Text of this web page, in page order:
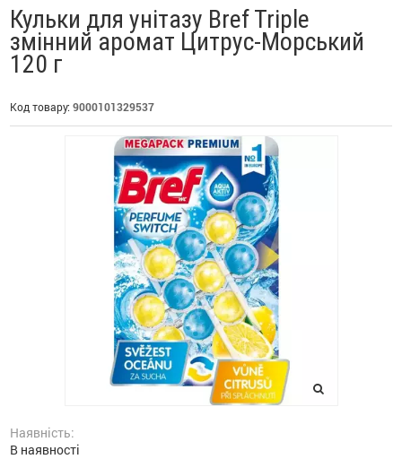
Кульки для унітазу Bref Triple
змінний аромат Цитрус-Морський
120 г
Код товару: 9000101329537
Наявність:
В наявності